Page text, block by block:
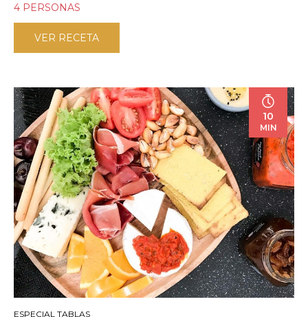
4 PERSONAS
VER RECETA
10
MIN
ESPECIAL TABLAS